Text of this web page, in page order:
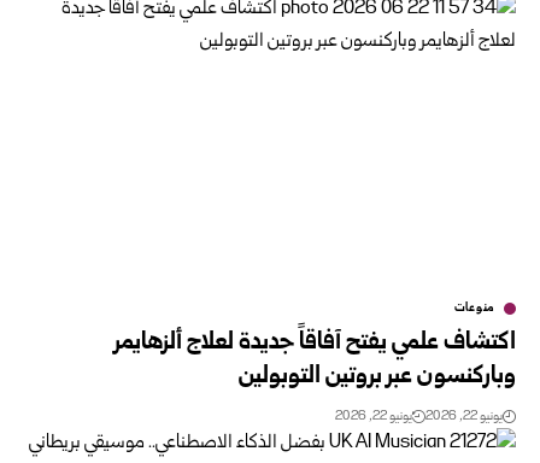
منوعات
اكتشاف علمي يفتح آفاقاً جديدة لعلاج ألزهايمر
وباركنسون عبر بروتين التوبولين
يونيو 22, 2026 يونيو 22, 2026